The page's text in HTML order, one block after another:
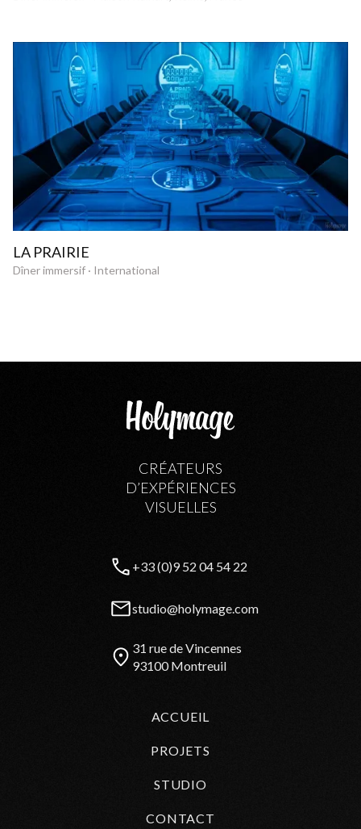
LA PRAIRIE
Dîner immersif · International
CRÉATEURS
D’EXPÉRIENCES
VISUELLES
+33 (0)9 52 04 54 22
studio@holymage.com
31 rue de Vincennes
93100 Montreuil
ACCUEIL
PROJETS
STUDIO
CONTACT